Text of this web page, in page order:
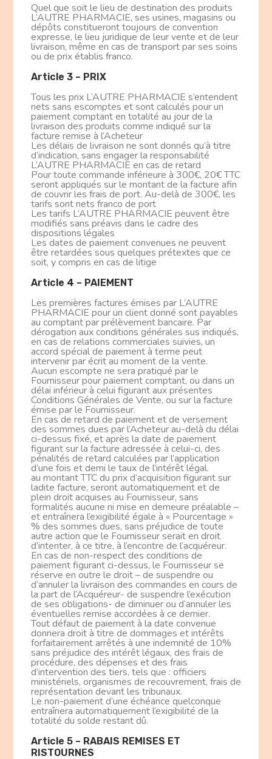
Quel que soit le lieu de destination des produits
L’AUTRE PHARMACIE, ses usines, magasins ou
dépôts constitueront toujours de convention
expresse, le lieu juridique de leur vente et de leur
livraison, même en cas de transport par ses soins
ou de prix établis franco.
Article 3 – PRIX
Tous les prix L’AUTRE PHARMACIE s’entendent
nets sans escomptes et sont calculés pour un
paiement comptant en totalité au jour de la
livraison des produits comme indiqué sur la
facture remise à l’Acheteur
Les délais de livraison ne sont donnés qu’à titre
d’indication, sans engager la responsabilité
L’AUTRE PHARMACIE en cas de retard
Pour toute commande inférieure à 300€, 20€ TTC
seront appliqués sur le montant de la facture afin
de couvrir les frais de port. Au-delà de 300€, les
tarifs sont nets franco de port
Les tarifs L’AUTRE PHARMACIE peuvent être
modifiés sans préavis dans le cadre des
dispositions légales
Les dates de paiement convenues ne peuvent
être retardées sous quelques prétextes que ce
soit, y compris en cas de litige
Article 4 – PAIEMENT
Les premières factures émises par L’AUTRE
PHARMACIE pour un client donné sont payables
au comptant par prélèvement bancaire. Par
dérogation aux conditions générales sus indiqués,
en cas de relations commerciales suivies, un
accord spécial de paiement à terme peut
intervenir par écrit au moment de la vente.
Aucun escompte ne sera pratiqué par le
Fournisseur pour paiement comptant, ou dans un
délai inférieur à celui figurant aux présentes
Conditions Générales de Vente, ou sur la facture
émise par le Fournisseur.
En cas de retard de paiement et de versement
des sommes dues par l’Acheteur au-delà du délai
ci-dessus fixé, et après la date de paiement
figurant sur la facture adressée à celui-ci, des
pénalités de retard calculées par l’application
d’une fois et demi le taux de l’intérêt légal.
au montant TTC du prix d’acquisition figurant sur
ladite facture, seront automatiquement et de
plein droit acquises au Fournisseur, sans
formalités aucune ni mise en demeure préalable –
et entraînera l’exigibilité égale à « Pourcentage »
% des sommes dues, sans préjudice de toute
autre action que le Fournisseur serait en droit
d’intenter, à ce titre, à l’encontre de l’acquéreur.
En cas de non-respect des conditions de
paiement figurant ci-dessus, le Fournisseur se
réserve en outre le droit – de suspendre ou
d’annuler la livraison des commandes en cours de
la part de l’Acquéreur- de suspendre l’exécution
de ses obligations- de diminuer ou d’annuler les
éventuelles remise accordées à ce dernier.
Tout défaut de paiement à la date convenue
donnera droit à titre de dommages et intérêts
forfaitairement arrêtés à une indemnité de 10%
sans préjudice des intérêt légaux, des frais de
procédure, des dépenses et des frais
d’intervention des tiers, tels que : officiers
ministériels, organismes de recouvrement, frais de
représentation devant les tribunaux.
Le non-paiement d’une échéance quelconque
entraînera automatiquement l’exigibilité de la
totalité du solde restant dû.
Article 5 – RABAIS REMISES ET
RISTOURNES